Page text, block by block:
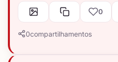
0
0compartilhamentos